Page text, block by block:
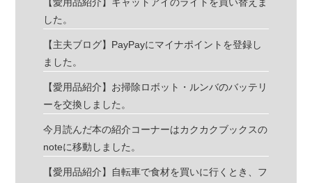
した。
【主夫ブログ】PayPayにマイナポイントを登録し
ました。
【愛用品紹介】お掃除ロボット・ルンバのバッテリ
ーを交換しました。
今月読んだ本の紹介コーナーはカクカクブックスの
noteに移動しました。
【愛用品紹介】自転車で食材を買いに行くとき、フ